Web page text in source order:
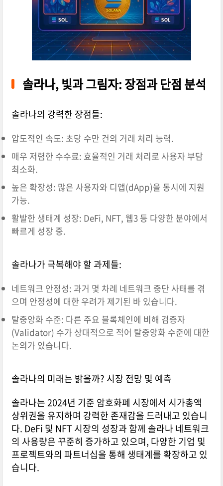
솔라나, 빛과 그림자: 장점과 단점 분석
솔라나의 강력한 장점들:
압도적인 속도: 초당 수만 건의 거래 처리 능력.
매우 저렴한 수수료: 효율적인 거래 처리로 사용자 부담
최소화.
높은 확장성: 많은 사용자와 디앱(dApp)을 동시에 지원
가능.
활발한 생태계 성장: DeFi, NFT, 웹3 등 다양한 분야에서
빠르게 성장 중.
솔라나가 극복해야 할 과제들:
네트워크 안정성: 과거 몇 차례 네트워크 중단 사태를 겪
으며 안정성에 대한 우려가 제기된 바 있습니다.
탈중앙화 수준: 다른 주요 블록체인에 비해 검증자
(Validator) 수가 상대적으로 적어 탈중앙화 수준에 대한
논의가 있습니다.
솔라나의 미래는 밝을까? 시장 전망 및 예측
솔라나는 2024년 기준 암호화폐 시장에서 시가총액
상위권을 유지하며 강력한 존재감을 드러내고 있습니
다. DeFi 및 NFT 시장의 성장과 함께 솔라나 네트워크
의 사용량은 꾸준히 증가하고 있으며, 다양한 기업 및
프로젝트와의 파트너십을 통해 생태계를 확장하고 있
습니다.